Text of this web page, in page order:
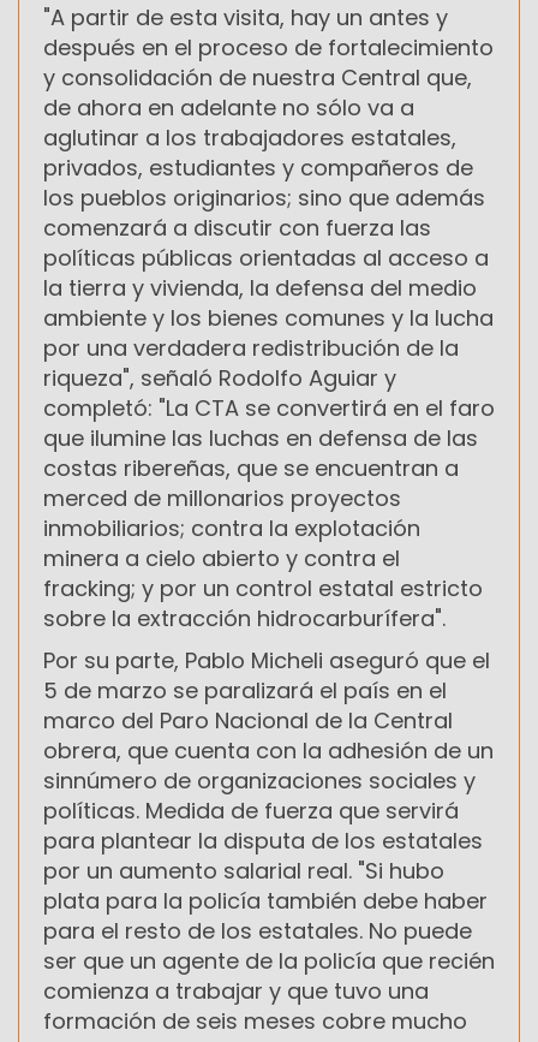
"A partir de esta visita, hay un antes y
después en el proceso de fortalecimiento
y consolidación de nuestra Central que,
de ahora en adelante no sólo va a
aglutinar a los trabajadores estatales,
privados, estudiantes y compañeros de
los pueblos originarios; sino que además
comenzará a discutir con fuerza las
políticas públicas orientadas al acceso a
la tierra y vivienda, la defensa del medio
ambiente y los bienes comunes y la lucha
por una verdadera redistribución de la
riqueza", señaló Rodolfo Aguiar y
completó: "La CTA se convertirá en el faro
que ilumine las luchas en defensa de las
costas ribereñas, que se encuentran a
merced de millonarios proyectos
inmobiliarios; contra la explotación
minera a cielo abierto y contra el
fracking; y por un control estatal estricto
sobre la extracción hidrocarburífera".
Por su parte, Pablo Micheli aseguró que el
5 de marzo se paralizará el país en el
marco del Paro Nacional de la Central
obrera, que cuenta con la adhesión de un
sinnúmero de organizaciones sociales y
políticas. Medida de fuerza que servirá
para plantear la disputa de los estatales
por un aumento salarial real. "Si hubo
plata para la policía también debe haber
para el resto de los estatales. No puede
ser que un agente de la policía que recién
comienza a trabajar y que tuvo una
formación de seis meses cobre mucho